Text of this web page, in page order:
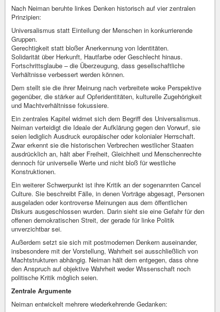
Nach Neiman beruhte linkes Denken historisch auf vier zentralen
Prinzipien:
Universalismus statt Einteilung der Menschen in konkurrierende
Gruppen.
Gerechtigkeit statt bloßer Anerkennung von Identitäten.
Solidarität über Herkunft, Hautfarbe oder Geschlecht hinaus.
Fortschrittsglaube – die Überzeugung, dass gesellschaftliche
Verhältnisse verbessert werden können.
Dem stellt sie die ihrer Meinung nach verbreitete woke Perspektive
gegenüber, die stärker auf Opferidentitäten, kulturelle Zugehörigkeit
und Machtverhältnisse fokussiere.
Ein zentrales Kapitel widmet sich dem Begriff des Universalismus.
Neiman verteidigt die Ideale der Aufklärung gegen den Vorwurf, sie
seien lediglich Ausdruck europäischer oder kolonialer Herrschaft.
Zwar erkennt sie die historischen Verbrechen westlicher Staaten
ausdrücklich an, hält aber Freiheit, Gleichheit und Menschenrechte
dennoch für universelle Werte und nicht bloß für westliche
Konstruktionen.
Ein weiterer Schwerpunkt ist ihre Kritik an der sogenannten Cancel
Culture. Sie beschreibt Fälle, in denen Vorträge abgesagt, Personen
ausgeladen oder kontroverse Meinungen aus dem öffentlichen
Diskurs ausgeschlossen wurden. Darin sieht sie eine Gefahr für den
offenen demokratischen Streit, der gerade für linke Politik
unverzichtbar sei.
Außerdem setzt sie sich mit postmodernen Denkern auseinander,
insbesondere mit der Vorstellung, Wahrheit sei ausschließlich von
Machtstrukturen abhängig. Neiman hält dem entgegen, dass ohne
den Anspruch auf objektive Wahrheit weder Wissenschaft noch
politische Kritik möglich seien.
Zentrale Argumente
Neiman entwickelt mehrere wiederkehrende Gedanken: